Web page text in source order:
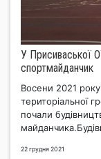
У Присиваської
спортмайданчик
Восени 2021 року
територіальної
почали
22 грудня 2021